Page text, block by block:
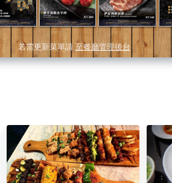
若需更新菜單請 至餐廳管理後台